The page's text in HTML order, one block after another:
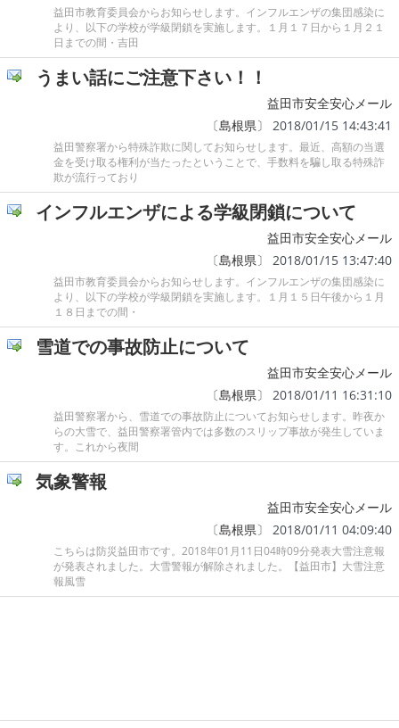
益田市教育委員会からお知らせします。インフルエンザの集団感染に
より、以下の学校が学級閉鎖を実施します。１月１７日から１月２１
日までの間・吉田
うまい話にご注意下さい！！
益田市安全安心メール
〔島根県〕 2018/01/15 14:43:41
益田警察署から特殊詐欺に関してお知らせします。最近、高額の当選
金を受け取る権利が当たったということで、手数料を騙し取る特殊詐
欺が流行っており
インフルエンザによる学級閉鎖について
益田市安全安心メール
〔島根県〕 2018/01/15 13:47:40
益田市教育委員会からお知らせします。インフルエンザの集団感染に
より、以下の学校が学級閉鎖を実施します。１月１５日午後から１月
１８日までの間・
雪道での事故防止について
益田市安全安心メール
〔島根県〕 2018/01/11 16:31:10
益田警察署から、雪道での事故防止についてお知らせします。昨夜か
らの大雪で、益田警察署管内では多数のスリップ事故が発生していま
す。これから夜間
気象警報
益田市安全安心メール
〔島根県〕 2018/01/11 04:09:40
こちらは防災益田市です。2018年01月11日04時09分発表大雪注意報
が発表されました。大雪警報が解除されました。【益田市】大雪注意
報風雪